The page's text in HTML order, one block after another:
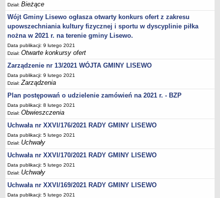
Posiedzenia
Imienny wykaz głosowań radnych
Skład Rady
Projekty uchwał
Uchwały
Uchwały archiwum
Protokoły
Deklaracje
Teksty jednolite
Ogłoszenia
Oświadczenia
Interpelacje
Wzory, druki
Wybory uzupełniające
GOSPODARKA ODPADAMI KOMUNALNYMI
Analiza stanu gospodarki odpadami komunalnymi
Dział:Bieżące
Wójt Gminy Lisewo ogłasza otwarty konkurs ofert z zakresu
upowszechniania kultury fizycznej i sportu w dyscyplinie piłka
nożna w 2021 r. na terenie gminy Lisewo.
Data publikacji: 9 lutego 2021
Dział:Otwarte konkursy ofert
Zarządzenie nr 13/2021 WÓJTA GMINY LISEWO
Data publikacji: 9 lutego 2021
Dział:Zarządzenia
Plan postępowań o udzielenie zamówień na 2021 r. - BZP
Data publikacji: 8 lutego 2021
Dział:Obwieszczenia
Uchwała nr XXVI/176/2021 RADY GMINY LISEWO
Data publikacji: 5 lutego 2021
Dział: Uchwały
Uchwała nr XXVI/170/2021 RADY GMINY LISEWO
Data publikacji: 5 lutego 2021
Dział: Uchwały
Uchwała nr XXVI/169/2021 RADY GMINY LISEWO
Data publikacji: 5 lutego 2021